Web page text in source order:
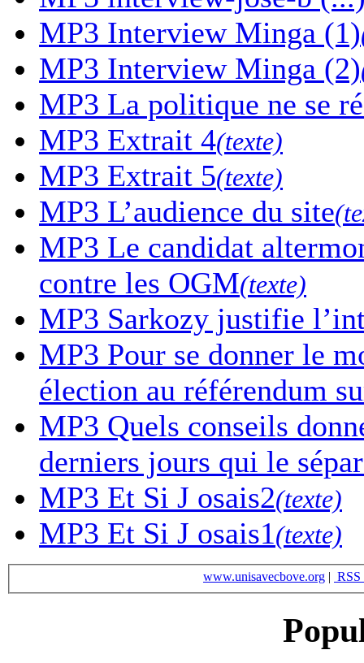
MP3 Interview Minga (1)
MP3 Interview Minga (2)
MP3 La politique ne se
MP3 Extrait 4(texte)
MP3 Extrait 5(texte)
MP3 L’audience du site
MP3 Le candidat
contre les OGM(texte)
MP3 Sarkozy justifie
MP3 Pour se donner le
élection au référendum
MP3 Quels conseils
derniers jours qui le
MP3 Et Si J osais2(texte)
MP3 Et Si J osais1(texte)
www.unisavecbove.org | RSS